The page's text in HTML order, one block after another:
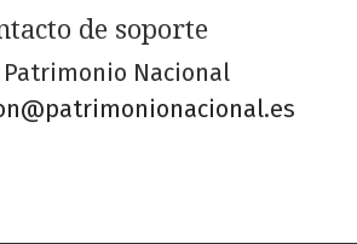
de soporte
Patrimonio Nacional